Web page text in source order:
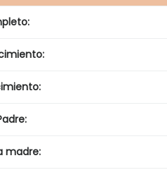
madre: